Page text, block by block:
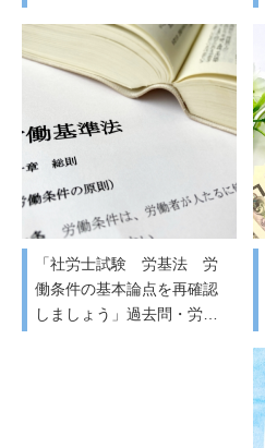
「社労士試験 労基法 労
働条件の基本論点を再確認
しましょう」過去問・労…